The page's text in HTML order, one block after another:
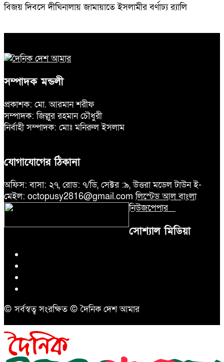
বিজয় দিবসে দীঘিনালায় জামায়াতে ইসলামীর বর্ণাঢ্য র‍্যালি
সম্পাদক মন্ডলী
প্রকাশক: মো. আরমান শরীফ
সম্পাদক: জিল্লুর রহমান চৌধুরী
নির্বাহী সম্পাদক: মোঃ মনিরুল ইসলাম
যোগাযোগের ঠিকানা
অফিস: বাসা: ২৭, রোড: ৭/ডি, সেক্টর :৯, উত্তরা মডেল টাউন ই-
মেইল: octopusy2816@gmail.comলিস্টেড আল বাংলা
নিউজপেপার
সোশ্যাল মিডিয়া
© সর্বস্বত্ব সংরক্ষিত © দৈনিক দেশ আমার